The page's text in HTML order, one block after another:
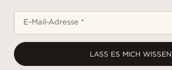
E-Mail-Adresse *
LASS ES MICH WISSEN